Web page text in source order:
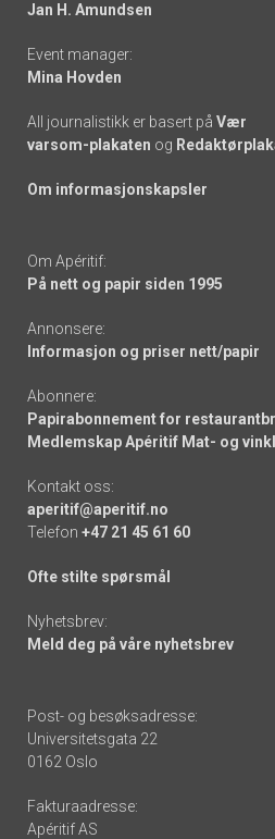
Jan H. Amundsen
Event manager:
Mina Hovden
All journalistikk er basert på Vær
varsom-plakaten og
Om informasjonskapsler
Om Apéritif:
På nett og papir siden 1995
Annonsere:
Informasjon og priser nett/papir
Abonnere:
Papirabonnement for
Medlemskap Apéritif Mat- og
Kontakt oss:
aperitif@aperitif.no
Telefon +47 21 45 61 60
Ofte stilte spørsmål
Nyhetsbrev:
Meld deg på våre nyhetsbrev
Post- og besøksadresse:
Universitetsgata 22
0162 Oslo
Fakturaadresse:
Apéritif AS